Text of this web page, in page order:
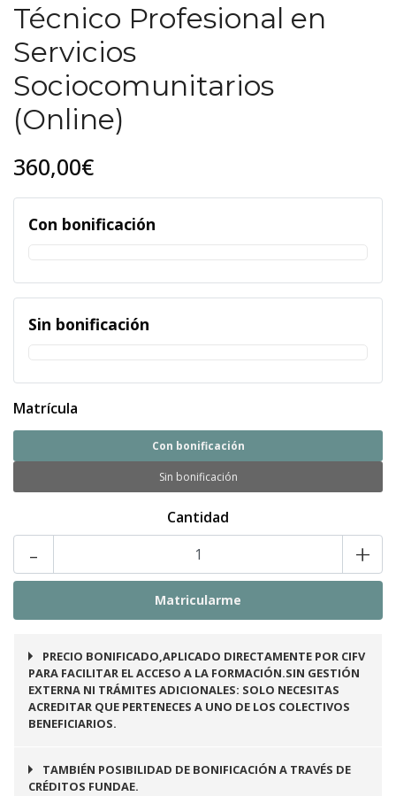
Técnico Profesional en
Servicios
Sociocomunitarios
(Online)
360,00€
Con bonificación
Sin bonificación
Matrícula
Con bonificación
Sin bonificación
Cantidad
- +
PRECIO BONIFICADO,APLICADO DIRECTAMENTE POR CIFV
PARA FACILITAR EL ACCESO A LA FORMACIÓN.SIN GESTIÓN
EXTERNA NI TRÁMITES ADICIONALES: SOLO NECESITAS
ACREDITAR QUE PERTENECES A UNO DE LOS COLECTIVOS
BENEFICIARIOS.
TAMBIÉN POSIBILIDAD DE BONIFICACIÓN A TRAVÉS DE
CRÉDITOS FUNDAE.